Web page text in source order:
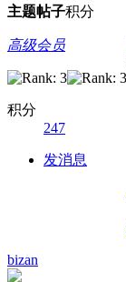
主题帖子积分
高级会员
积分
247
发消息
bizan